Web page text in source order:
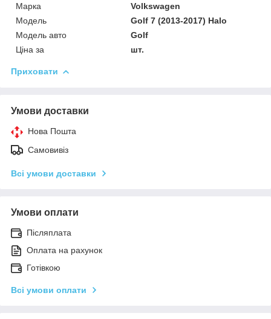
Марка
Volkswagen
Мoдель
Golf 7 (2013-2017) Halo
Модель авто
Golf
Ціна за
шт.
Приховати
Умови доставки
Нова Пошта
Самовивіз
Всі умови доставки
Умови оплати
Післяплата
Оплата на рахунок
Готівкою
Всі умови оплати